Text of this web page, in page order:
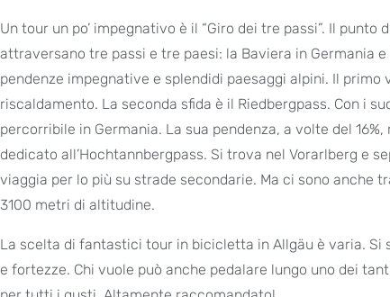
Un tour un po’ impegnativo è il “Giro dei tre passi”. Il
attraversano tre passi e tre paesi: la Baviera in Germania
pendenze impegnative e splendidi paesaggi alpini. Il
riscaldamento. La seconda sfida è il Riedbergpass. Con i
percorribile in Germania. La sua pendenza, a volte del
dedicato all’Hochtannbergpass. Si trova nel Vorarlberg e
viaggia per lo più su strade secondarie. Ma ci sono anche
3100 metri di altitudine.
La scelta di fantastici tour in bicicletta in Allgäu è varia.
e fortezze. Chi vuole può anche pedalare lungo uno dei